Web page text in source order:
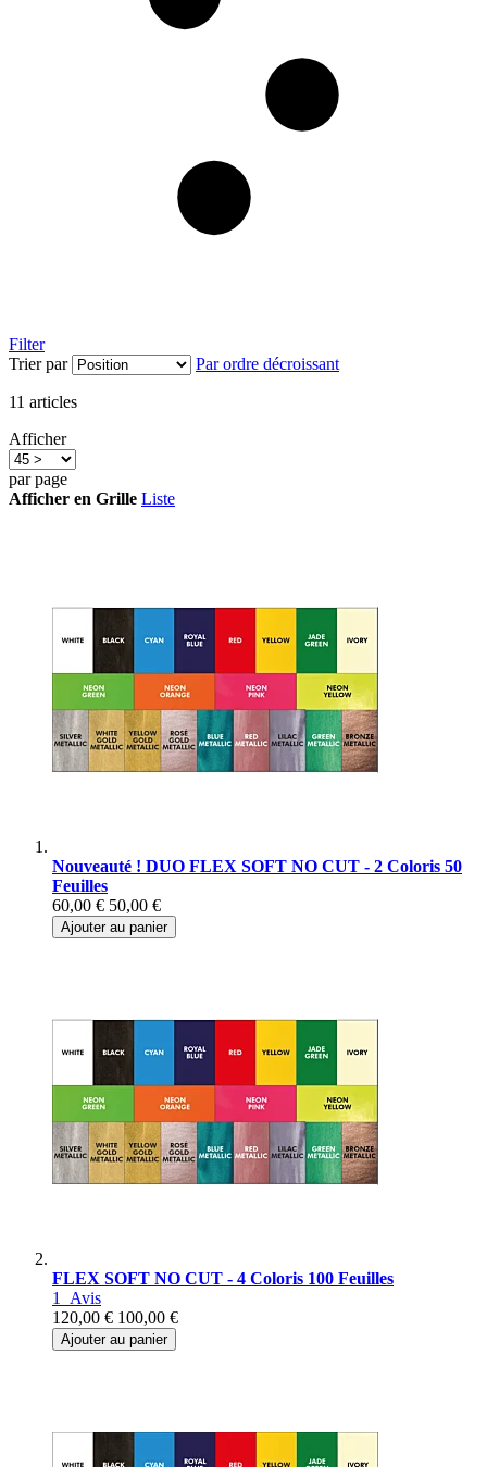
Filter
Trier par
Par ordre décroissant
11 articles
Afficher
par page
Afficher en Grille Liste
Nouveauté ! DUO FLEX SOFT NO CUT - 2 Coloris 50
Feuilles
60,00 € 50,00 €
Ajouter au panier
FLEX SOFT NO CUT - 4 Coloris 100 Feuilles
1 Avis
120,00 € 100,00 €
Ajouter au panier